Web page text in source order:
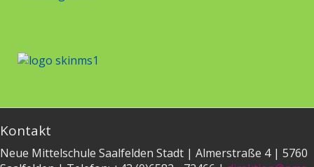
Kontakt
Neue Mittelschule Saalfelden Stadt | Almerstraße 4 | 5760